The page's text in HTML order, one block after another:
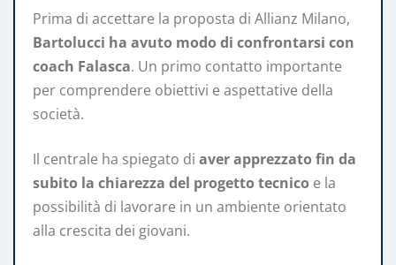
Prima di accettare la proposta di Allianz Milano,
Bartolucci ha avuto modo di confrontarsi con
coach Falasca. Un primo contatto importante
per comprendere obiettivi e aspettative della
società.
Il centrale ha spiegato di aver apprezzato fin da
subito la chiarezza del progetto tecnico e la
possibilità di lavorare in un ambiente orientato
alla crescita dei giovani.